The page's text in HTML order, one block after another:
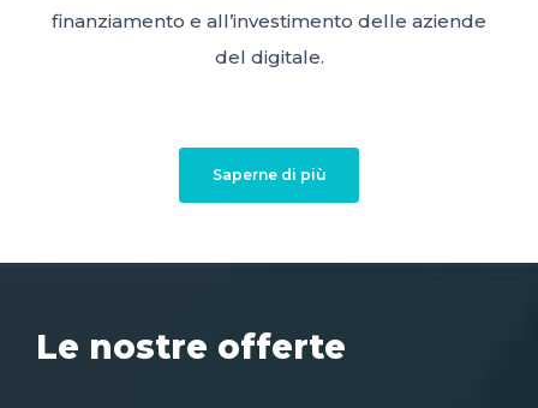
finanziamento e all’investimento delle aziende
del digitale.
Saperne di più
Le nostre offerte